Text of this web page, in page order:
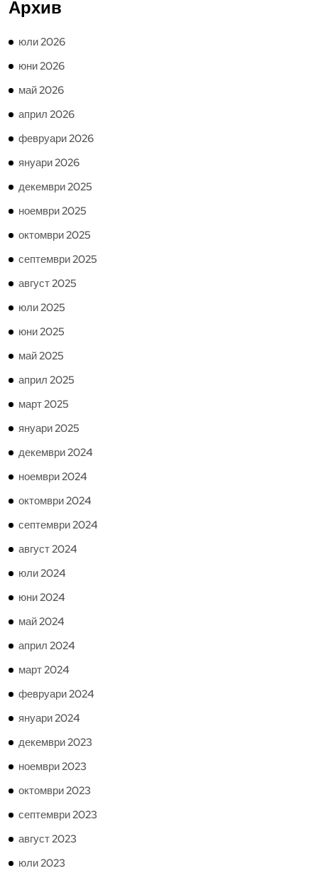
Архив
юли 2026
юни 2026
май 2026
април 2026
февруари 2026
януари 2026
декември 2025
ноември 2025
октомври 2025
септември 2025
август 2025
юли 2025
юни 2025
май 2025
април 2025
март 2025
януари 2025
декември 2024
ноември 2024
октомври 2024
септември 2024
август 2024
юли 2024
юни 2024
май 2024
април 2024
март 2024
февруари 2024
януари 2024
декември 2023
ноември 2023
октомври 2023
септември 2023
август 2023
юли 2023